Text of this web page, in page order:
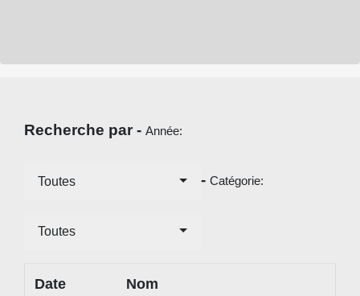
Recherche par - Année:
Toutes - Catégorie:
Toutes
Date Nom